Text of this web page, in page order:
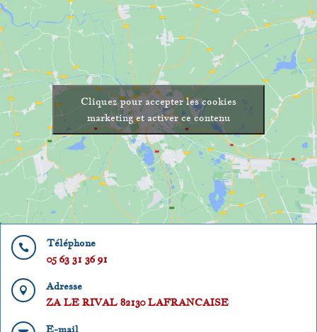
Cliquez pour accepter les cookies
marketing et activer ce contenu

Téléphone
05 63 31 36 91

Adresse
ZA LE RIVAL 82130 LAFRANCAISE
E-mail